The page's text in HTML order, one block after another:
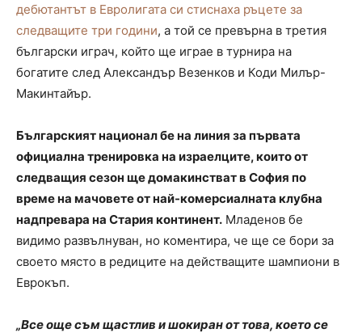
дебютантът в Евролигата си стиснаха ръцете за
следващите три години, а той се превърна в третия
български играч, който ще играе в турнира на
богатите след Александър Везенков и Коди Милър-
Макинтайър.
Българският национал бе на линия за първата
официална тренировка на израелците, които от
следващия сезон ще домакинстват в София по
време на мачовете от най-комерсиалната клубна
надпревара на Стария континент. Младенов бе
видимо развълнуван, но коментира, че ще се бори за
своето място в редиците на действащите шампиони в
Еврокъп.
„Все още съм щастлив и шокиран от това, което се